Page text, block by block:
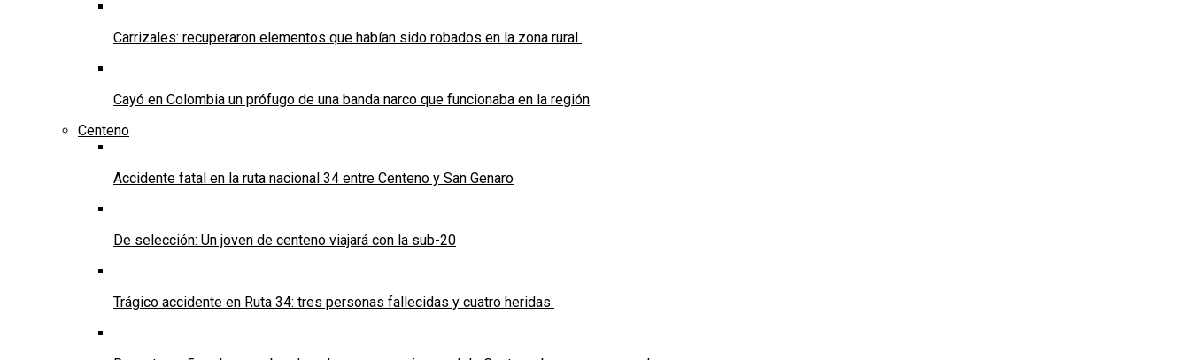
Carrizales: recuperaron elementos que habían sido robados en la zona rural
Cayó en Colombia un prófugo de una banda narco que funcionaba en la región
Centeno
Accidente fatal en la ruta nacional 34 entre Centeno y San Genaro
De selección: Un joven de centeno viajará con la sub-20
Trágico accidente en Ruta 34: tres personas fallecidas y cuatro heridas